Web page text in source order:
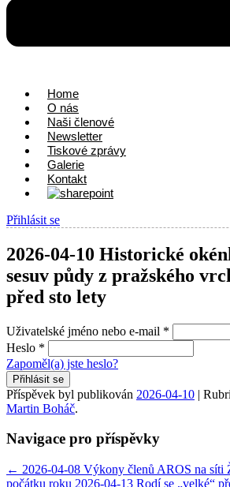
Home
O nás
Naši členové
Newsletter
Tiskové zprávy
Galerie
Kontakt
Přihlásit se
2026-04-10 Historické
sesuv půdy z pražského
před sto lety
Uživatelské jméno nebo e-mail *
Heslo *
Zapoměl(a) jste heslo?
Přihlásit se
Příspěvek byl publikován 2026-04-10 |
Martin Boháč.
Navigace pro příspěvky
← 2026-04-08 Výkony členů AROS na síti
počátku roku 2026-04-13 Rodí se „velké“